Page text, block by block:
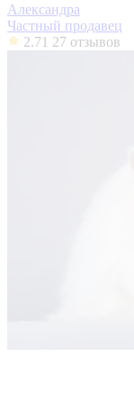
Александра
Частный продавец
2.71 27 отзывов